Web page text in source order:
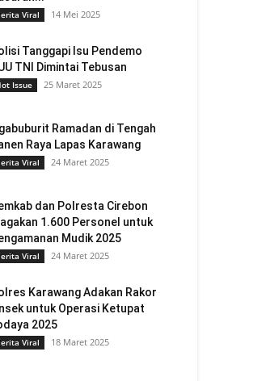
Viral 14 Mei 2025
Tanggapi Isu Pendemo
TNI Dimintai Tebusan
Issue 25 Maret 2025
Ramadan di Tengah
Raya Lapas Karawang
Viral 24 Maret 2025
dan Polresta Cirebon
1.600 Personel untuk
Mudik 2025
Viral 24 Maret 2025
Karawang Adakan Rakor
untuk Operasi Ketupat
2025
Viral 18 Maret 2025